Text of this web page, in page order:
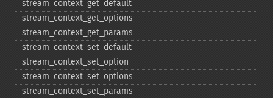
stream_​context_​get_​default
stream_​context_​get_​options
stream_​context_​get_​params
stream_​context_​set_​default
stream_​context_​set_​option
stream_​context_​set_​options
stream_​context_​set_​params